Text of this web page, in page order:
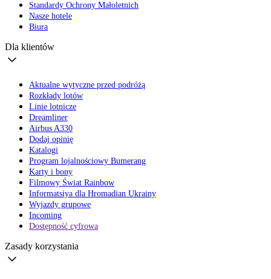
Standardy Ochrony Małoletnich
Nasze hotele
Biura
Dla klientów
Aktualne wytyczne przed podróżą
Rozkłady lotów
Linie lotnicze
Dreamliner
Airbus A330
Dodaj opinię
Katalogi
Program lojalnościowy Bumerang
Karty i bony
Filmowy Świat Rainbow
Informatsiya dla Hromadian Ukrainy
Wyjazdy grupowe
Incoming
Dostępność cyfrowa
Zasady korzystania